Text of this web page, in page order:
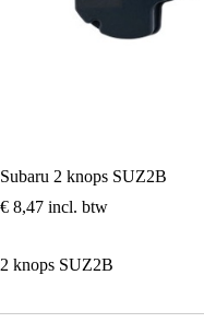
Subaru 2 knops SUZ2B
€ 8,47 incl. btw
2 knops SUZ2B